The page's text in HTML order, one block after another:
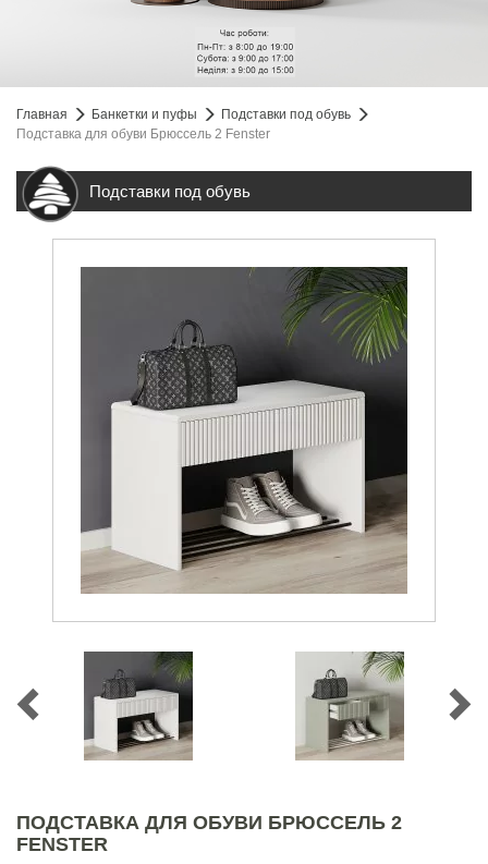
Главная Банкетки и пуфы
Подставки под обувь
Подставка для обуви Брюссель 2 Fenster
Подставки под обувь
ПОДСТАВКА ДЛЯ ОБУВИ БРЮССЕЛЬ 2
FENSTER